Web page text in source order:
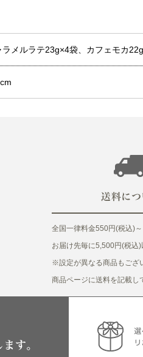
メルラテ23g×4袋、カフェモカ
全国一律料金550円(税込)～
お届け先毎に5,500円(税込
※設定が異なる商品もござ
商品ページに送料を記載し